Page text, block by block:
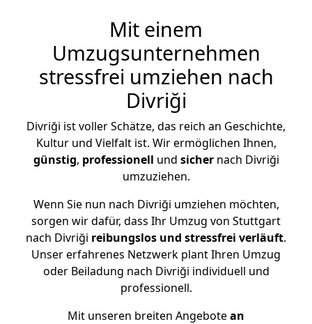
Mit einem
Umzugsunternehmen
stressfrei umziehen nach
Divriği
Divriği ist voller Schätze, das reich an Geschichte,
Kultur und Vielfalt ist. Wir ermöglichen Ihnen,
günstig, professionell und sichernach Divriği
umzuziehen.
Wenn Sie nun nach Divriği umziehen möchten,
sorgen wir dafür, dass Ihr Umzug von Stuttgart
nach Divriği reibungslos und stressfrei verläuft.
Unser erfahrenes Netzwerk plant Ihren Umzug
oder Beiladung nach Divriği individuell und
professionell.
Mit unseren breiten Angebotean